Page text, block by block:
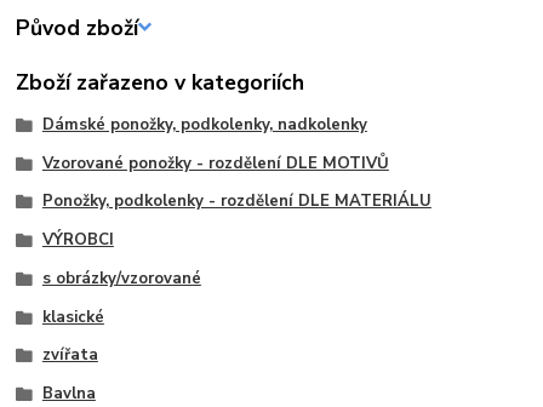
Původ zboží
Zboží zařazeno v kategoriích
Dámské ponožky, podkolenky, nadkolenky
Vzorované ponožky - rozdělení DLE MOTIVŮ
Ponožky, podkolenky - rozdělení DLE MATERIÁLU
VÝROBCI
s obrázky/vzorované
klasické
zvířata
Bavlna